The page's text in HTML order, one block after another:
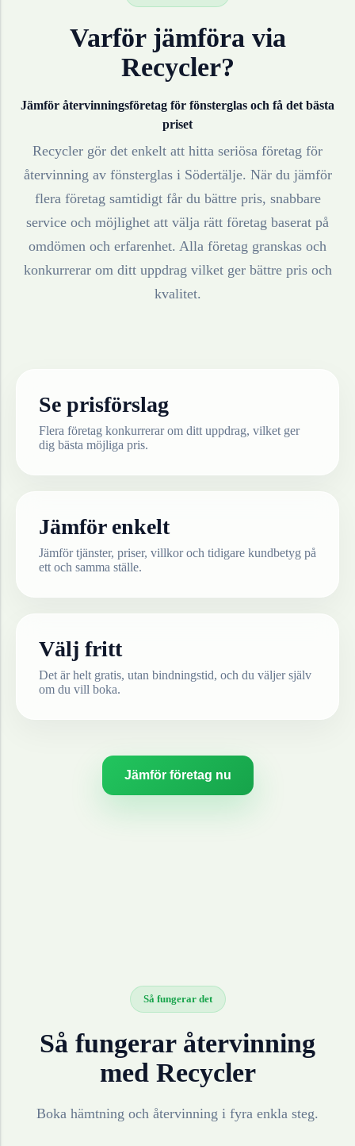
Varför jämföra via
Recycler?
Jämför återvinningsföretag för fönsterglas och få det bästa
priset
Recycler gör det enkelt att hitta seriösa företag för
återvinning av fönsterglasi Södertälje. När du jämför
flera företag samtidigt får du bättre pris, snabbare
service och möjlighet att välja rätt företag baserat på
omdömen och erfarenhet. Alla företag granskas och
konkurrerar om ditt uppdrag vilket ger bättre pris och
kvalitet.
Se prisförslag
Flera företag konkurrerar om ditt uppdrag, vilket ger
dig bästa möjliga pris.
Jämför enkelt
Jämför tjänster, priser, villkor och tidigare kundbetyg på
ett och samma ställe.
Välj fritt
Det är helt gratis, utan bindningstid, och du väljer själv
om du vill boka.
Jämför företag nu
Så fungerar det
Så fungerar återvinning
med Recycler
Boka hämtning och återvinning i fyra enkla steg.